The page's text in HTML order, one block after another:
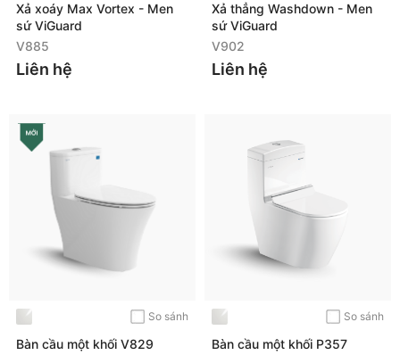
Xả xoáy Max Vortex - Men
sứ ViGuard
V885
Liên hệ
Xả thẳng Washdown - Men
sứ ViGuard
V902
Liên hệ
So sánh
Bàn cầu một khối V829
So sánh
Bàn cầu một khối P357